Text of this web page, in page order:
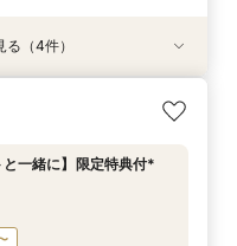
人数W】挙式×会食プラ
一緒に】限定特典付*
躍る花嫁の第一歩♪ゆっ
相談会】スマホで簡単！
（4件）
と一緒に】限定特典付*